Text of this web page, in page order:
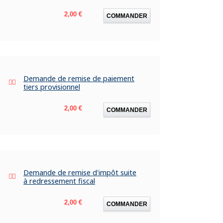
Prix
2,00 € COMMANDER
Demande de remise de paiement
tiers provisionnel
Prix
2,00 € COMMANDER
Demande de remise d'impôt suite
à redressement fiscal
Prix
2,00 € COMMANDER